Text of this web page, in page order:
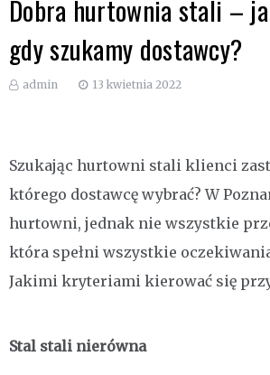
Dobra hurtownia stali –
gdy szukamy dostawcy?
admin 13 kwietnia 2022
Szukając hurtowni stali klienci
którego dostawcę wybrać? W
hurtowni, jednak nie wszystkie
która spełni wszystkie
Jakimi kryteriami kierować się
Stal stali nierówna